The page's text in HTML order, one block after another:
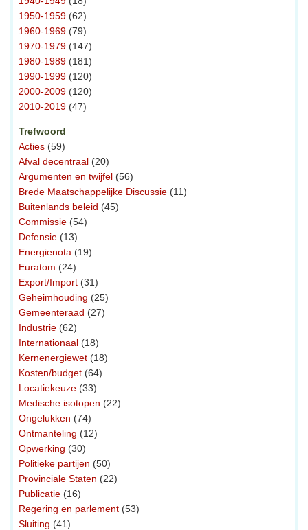
1950-1959 (62)
1960-1969 (79)
1970-1979 (147)
1980-1989 (181)
1990-1999 (120)
2000-2009 (120)
2010-2019 (47)
Trefwoord
Acties (59)
Afval decentraal (20)
Argumenten en twijfel (56)
Brede Maatschappelijke Discussie (11)
Buitenlands beleid (45)
Commissie (54)
Defensie (13)
Energienota (19)
Euratom (24)
Export/Import (31)
Geheimhouding (25)
Gemeenteraad (27)
Industrie (62)
Internationaal (18)
Kernenergiewet (18)
Kosten/budget (64)
Locatiekeuze (33)
Medische isotopen (22)
Ongelukken (74)
Ontmanteling (12)
Opwerking (30)
Politieke partijen (50)
Provinciale Staten (22)
Publicatie (16)
Regering en parlement (53)
Sluiting (41)